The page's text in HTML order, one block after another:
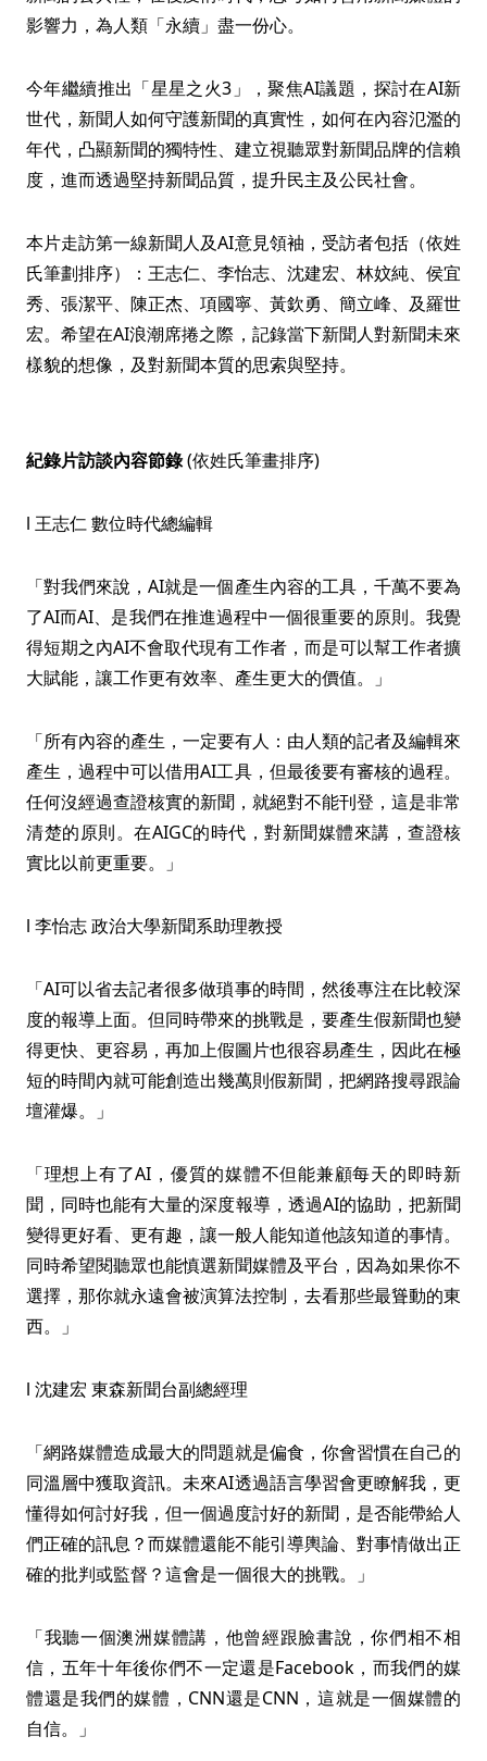
影響力，為人類「永續」盡一份心。
今年繼續推出「星星之火3」，聚焦AI議題，探討在AI新
世代，新聞人如何守護新聞的真實性，如何在內容氾濫的
年代，凸顯新聞的獨特性、建立視聽眾對新聞品牌的信賴
度，進而透過堅持新聞品質，提升民主及公民社會。
本片走訪第一線新聞人及AI意見領袖，受訪者包括（依姓
氏筆劃排序）：王志仁、李怡志、沈建宏、林妏純、侯宜
秀、張潔平、陳正杰、項國寧、黃欽勇、簡立峰、及羅世
宏。希望在AI浪潮席捲之際，記錄當下新聞人對新聞未來
樣貌的想像，及對新聞本質的思索與堅持。
紀錄片訪談內容節錄(依姓氏筆畫排序)
l 王志仁 數位時代總編輯
「對我們來說，AI就是一個產生內容的工具，千萬不要為
了AI而AI、是我們在推進過程中一個很重要的原則。我覺
得短期之內AI不會取代現有工作者，而是可以幫工作者擴
大賦能，讓工作更有效率、產生更大的價值。」
「所有內容的產生，一定要有人：由人類的記者及編輯來
產生，過程中可以借用AI工具，但最後要有審核的過程。
任何沒經過查證核實的新聞，就絕對不能刊登，這是非常
清楚的原則。在AIGC的時代，對新聞媒體來講，查證核
實比以前更重要。」
l 李怡志 政治大學新聞系助理教授
「AI可以省去記者很多做瑣事的時間，然後專注在比較深
度的報導上面。但同時帶來的挑戰是，要產生假新聞也變
得更快、更容易，再加上假圖片也很容易產生，因此在極
短的時間內就可能創造出幾萬則假新聞，把網路搜尋跟論
壇灌爆。」
「理想上有了AI，優質的媒體不但能兼顧每天的即時新
聞，同時也能有大量的深度報導，透過AI的協助，把新聞
變得更好看、更有趣，讓一般人能知道他該知道的事情。
同時希望閱聽眾也能慎選新聞媒體及平台，因為如果你不
選擇，那你就永遠會被演算法控制，去看那些最聳動的東
西。」
l 沈建宏 東森新聞台副總經理
「網路媒體造成最大的問題就是偏食，你會習慣在自己的
同溫層中獲取資訊。未來AI透過語言學習會更瞭解我，更
懂得如何討好我，但一個過度討好的新聞，是否能帶給人
們正確的訊息？而媒體還能不能引導輿論、對事情做出正
確的批判或監督？這會是一個很大的挑戰。」
「我聽一個澳洲媒體講，他曾經跟臉書說，你們相不相
信，五年十年後你們不一定還是Facebook，而我們的媒
體還是我們的媒體，CNN還是CNN，這就是一個媒體的
自信。」